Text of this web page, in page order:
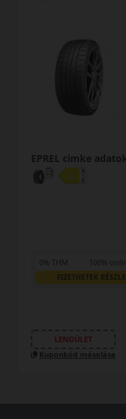
EPREL cimke
0% THM 100%
FIZETHETEK
LENDÜLET
Kuponkód másolása